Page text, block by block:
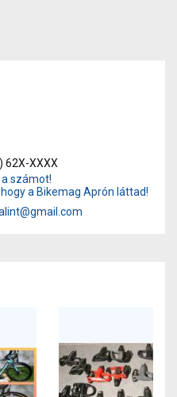
62X-XXXX
számot!
a Bikemag Aprón láttad!